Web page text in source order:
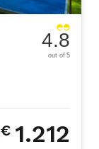
4.8
out of 5
€ 1.212